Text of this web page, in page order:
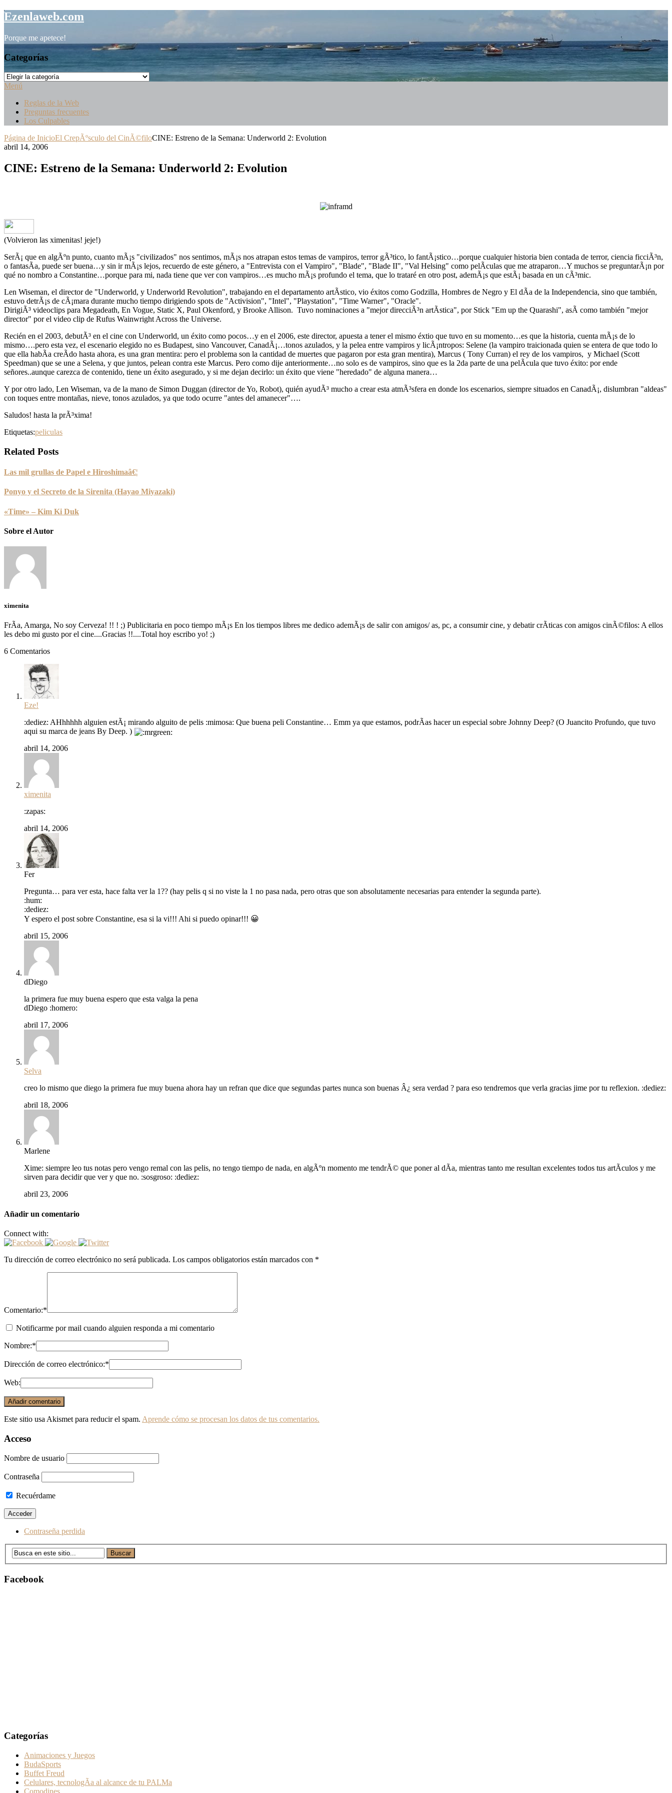
Saltar
al
Ezenlaweb.com
Porque me apetece!
Categorías
Categorías
Menú
Reglas de la Web
Preguntas frecuentes
Los Culpables
Página de InicioEl CrepÃºsculo del CinÃ©filoCINE: Estreno de la Semana: Underworld 2: Evolution
abril 14, 2006
CINE: Estreno de la Semana: Underworld 2: Evolution
(Volvieron las ximenitas! jeje!)
SerÃ¡ que en algÃºn punto, cuanto mÃ¡s "civilizados" nos sentimos, mÃ¡s nos atrapan estos temas de vampiros, terror gÃ³tico, lo fantÃ¡stico…porque cualquier historia bien contada de terror, ciencia ficciÃ³n,
o fantasÃ­a, puede ser buena…y sin ir mÃ¡s lejos, recuerdo de este género, a "Entrevista con el Vampiro", "Blade", "Blade II", "Val Helsing" como pelÃ­culas que me atraparon…Y muchos se preguntarÃ¡n por
qué no nombro a Constantine…porque para mi, nada tiene que ver con vampiros…es mucho mÃ¡s profundo el tema, que lo trataré en otro post, ademÃ¡s que estÃ¡ basada en un cÃ³mic.
Len Wiseman, el director de "Underworld, y Underworld Revolution", trabajando en el departamento artÃ­stico, vio éxitos como Godzilla, Hombres de Negro y El dÃ­a de la Independencia, sino que también,
estuvo detrÃ¡s de cÃ¡mara durante mucho tiempo dirigiendo spots de "Activision", "Intel", "Playstation", "Time Warner", "Oracle".
DirigiÃ³ videoclips para Megadeath, En Vogue, Static X, Paul Okenford, y Brooke Allison. Tuvo nominaciones a "mejor direcciÃ³n artÃ­stica", por Stick "Em up the Quarashi", asÃ­ como también "mejor
director" por el video clip de Rufus Wainwright Across the Universe.
Recién en el 2003, debutÃ³ en el cine con Underworld, un éxito como pocos…y en el 2006, este director, apuesta a tener el mismo éxtio que tuvo en su momento…es que la historia, cuenta mÃ¡s de lo
mismo….pero esta vez, el escenario elegido no es Budapest, sino Vancouver, CanadÃ¡…tonos azulados, y la pelea entre vampiros y licÃ¡ntropos: Selene (la vampiro traicionada quien se entera de que todo lo
que ella habÃ­a creÃ­do hasta ahora, es una gran mentira: pero el problema son la cantidad de muertes que pagaron por esta gran mentira), Marcus ( Tony Curran) el rey de los vampiros, y Michael (Scott
Speedman) que se une a Selena, y que juntos, pelean contra este Marcus. Pero como dije anteriormente…no solo es de vampiros, sino que es la 2da parte de una pelÃ­cula que tuvo éxito: por ende
señores..aunque carezca de contenido, tiene un éxito asegurado, y si me dejan decirlo: un éxito que viene "heredado" de alguna manera…
Y por otro lado, Len Wiseman, va de la mano de Simon Duggan (director de Yo, Robot), quién ayudÃ³ mucho a crear esta atmÃ³sfera en donde los escenarios, siempre situados en CanadÃ¡, dislumbran "aldeas"
con toques entre montañas, nieve, tonos azulados, ya que todo ocurre "antes del amanecer"….
Saludos! hasta la prÃ³xima!
Etiquetas:peliculas
Related Posts
Las mil grullas de Papel e Hiroshimaâ€¦
Ponyo y el Secreto de la Sirenita (Hayao Miyazaki)
«Time» – Kim Ki Duk
Sobre el Autor
ximenita
FrÃ­a, Amarga, No soy Cerveza! !! ! ;) Publicitaria en poco tiempo mÃ¡s En los tiempos libres me dedico ademÃ¡s de salir con amigos/ as, pc, a consumir cine, y debatir crÃ­ticas con amigos cinÃ©filos: A ellos
les debo mi gusto por el cine....Gracias !!....Total hoy escribo yo! ;)
6 Comentarios
Eze!
:dediez: AHhhhhh alguien estÃ¡ mirando alguito de pelis :mimosa: Que buena peli Constantine… Emm ya que estamos, podrÃ­as hacer un especial sobre Johnny Deep? (O Juancito Profundo, que tuvo
aqui su marca de jeans By Deep. )
abril 14, 2006
ximenita
:zapas:
abril 14, 2006
Fer
Pregunta… para ver esta, hace falta ver la 1?? (hay pelis q si no viste la 1 no pasa nada, pero otras que son absolutamente necesarias para entender la segunda parte).
:hum:
:dediez:
Y espero el post sobre Constantine, esa si la vi!!! Ahi si puedo opinar!!! 😀
abril 15, 2006
dDiego
la primera fue muy buena espero que esta valga la pena
dDiego :homero:
abril 17, 2006
Selva
creo lo mismo que diego la primera fue muy buena ahora hay un refran que dice que segundas partes nunca son buenas Â¿ sera verdad ? para eso tendremos que verla gracias jime por tu reflexion. :dediez:
abril 18, 2006
Marlene
Xime: siempre leo tus notas pero vengo remal con las pelis, no tengo tiempo de nada, en algÃºn momento me tendrÃ© que poner al dÃ­a, mientras tanto me resultan excelentes todos tus artÃ­culos y me
sirven para decidir que ver y que no. :sosgroso: :dediez:
abril 23, 2006
Añadir un comentario
Connect with:
Tu dirección de correo electrónico no será publicada. Los campos obligatorios están marcados con *
Comentario:*
Notificarme por mail cuando alguien responda a mi comentario
Nombre:*
Dirección de correo electrónico:*
Web:
Este sitio usa Akismet para reducir el spam. Aprende cómo se procesan los datos de tus comentarios.
Acceso
Nombre de usuario
Contraseña
Recuérdame
Contraseña perdida
Facebook
Categorías
Animaciones y Juegos
BudaSports
Buffet Freud
Celulares, tecnologÃ­a al alcance de tu PALMa
Comodines